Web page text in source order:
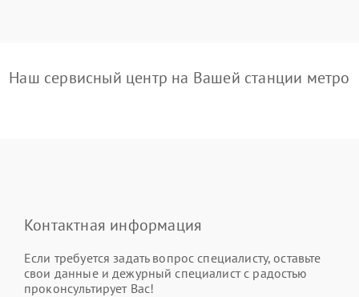
Наш сервисный центр на Вашей станции метро
Контактная информация
Если требуется задать вопрос специалисту, оставьте
свои данные и дежурный специалист с радостью
проконсультирует Вас!